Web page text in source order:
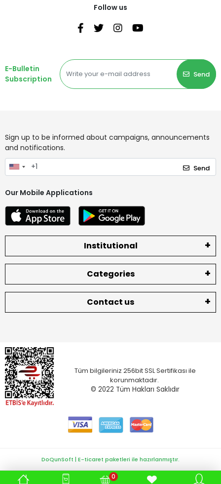
Follow us
E-Bulletin
Subscription
Send
Sign up to be informed about campaigns, announcements
and notifications.
Send
Our Mobile Applications
Institutional
Categories
Contact us
Tüm bilgileriniz 256bit SSL Sertifikası ile
korunmaktadır.
© 2022 Tüm Hakları Saklıdır
0
DoQunSoft | E-ticaret paketleri ile hazırlanmıştır.